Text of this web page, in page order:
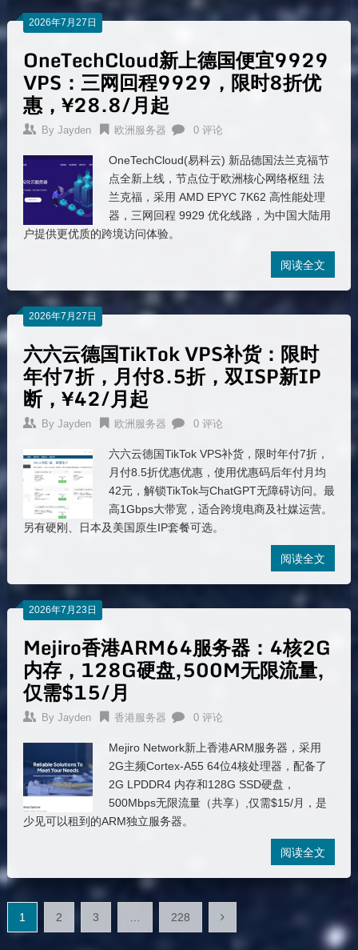
2026年7月27日
OneTechCloud新上德国便宜9929
VPS：三网回程9929，限时8折优
惠，¥28.8/月起
By Jayden 欧洲服务器 0 评论
OneTechCloud(易科云) 新品德国法兰克福节
点全新上线，节点位于欧洲核心网络枢纽 法
兰克福，采用 AMD EPYC 7K62 高性能处理
器，三网回程 9929 优化线路，为中国大陆用
户提供更优质的跨境访问体验。
阅读全文
2026年7月27日
六六云德国TikTok VPS补货：限时
年付7折，月付8.5折，双ISP新IP
断，¥42/月起
By Jayden 欧洲服务器 0 评论
六六云德国TikTok VPS补货，限时年付7折，
月付8.5折优惠优惠，使用优惠码后年付月均
42元，解锁TikTok与ChatGPT无障碍访问。最
高1Gbps大带宽，适合跨境电商及社媒运营。
另有硬刚、日本及美国原生IP套餐可选。
阅读全文
2026年7月23日
Mejiro香港ARM64服务器：4核2G
内存，128G硬盘,500M无限流量,
仅需$15/月
By Jayden 香港服务器 0 评论
Mejiro Network新上香港ARM服务器，采用
2G主频Cortex-A55 64位4核处理器，配备了
2G LPDDR4 内存和128G SSD硬盘，
500Mbps无限流量（共享）,仅需$15/月，是
少见可以租到的ARM独立服务器。
阅读全文
文
1 2 3 228